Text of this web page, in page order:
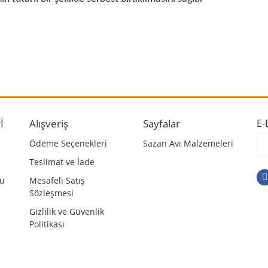
Alışveriş
Ödeme Seçenekleri
Teslimat ve İade
Mesafeli Satış
Sözleşmesi
Gizlilik ve Güvenlik
Politikası
Sayfalar
Sazan Avı Malzemeleri